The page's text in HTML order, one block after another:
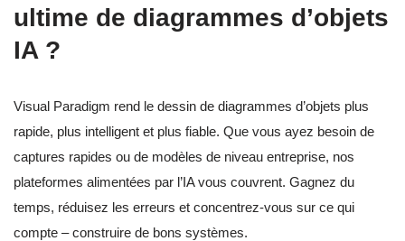
ultime de diagrammes d’objets
IA ?
Visual Paradigm rend le dessin de diagrammes d’objets plus
rapide, plus intelligent et plus fiable. Que vous ayez besoin de
captures rapides ou de modèles de niveau entreprise, nos
plateformes alimentées par l’IA vous couvrent. Gagnez du
temps, réduisez les erreurs et concentrez-vous sur ce qui
compte – construire de bons systèmes.